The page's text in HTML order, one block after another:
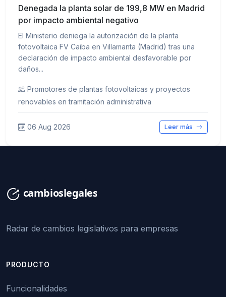
Denegada la planta solar de 199,8 MW en Madrid
por impacto ambiental negativo
El Ministerio deniega la autorización de la planta
fotovoltaica FV Caiba en Villamanta (Madrid) tras una
declaración de impacto ambiental desfavorable por
daños...
Promotores de plantas fotovoltaicas y proyectos
renovables en tramitación administrativa
06 Aug 2026 Leer más
Radar de cambios legislativos para empresas
PRODUCTO
Funcionalidades